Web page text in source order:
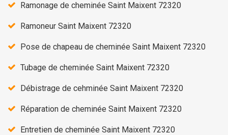
Ramonage de cheminée Saint Maixent 72320
Ramoneur Saint Maixent 72320
Pose de chapeau de cheminée Saint Maixent 72320
Tubage de cheminée Saint Maixent 72320
Débistrage de cehminée Saint Maixent 72320
Réparation de cheminée Saint Maixent 72320
Entretien de cheminée Saint Maixent 72320